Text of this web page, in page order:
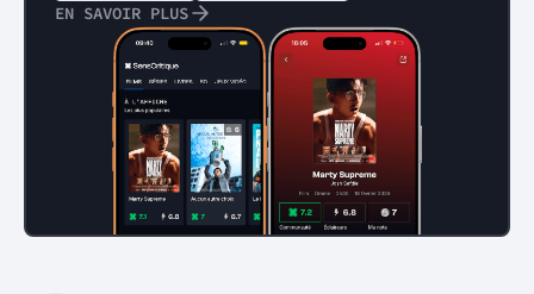
EN SAVOIR PLUS